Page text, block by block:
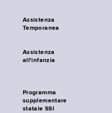
Assistenza
Temporanea
Assistenza
all'infanzia
Programma
supplementare
statale SSI